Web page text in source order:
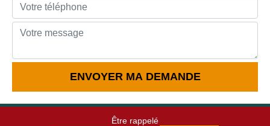
Être rappelé